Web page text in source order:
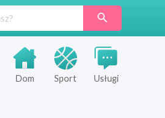
Dom Sport Usługi